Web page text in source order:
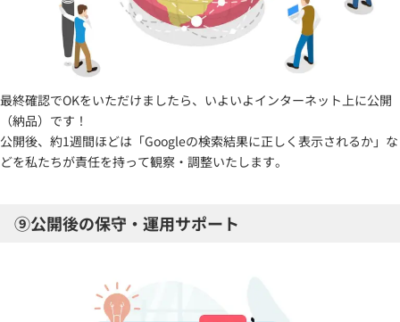
最終確認でOKをいただけましたら、いよいよインターネット上に公開
（納品）です！
公開後、約1週間ほどは「Googleの検索結果に正しく表示されるか」な
どを私たちが責任を持って観察・調整いたします。
⑨公開後の保守・運用サポート